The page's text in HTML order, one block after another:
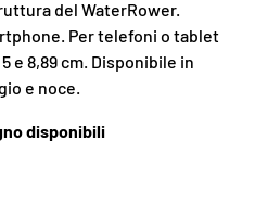
del WaterRower.
Per telefoni o tablet
e 8,89 cm. Disponibile in
e noce.
disponibili